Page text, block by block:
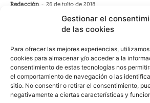
Gestionar el
de las cookies
Para ofrecer las mejores experiencias,
cookies para almacenar y/o acceder a la
consentimiento de estas tecnologías nos
el comportamiento de navegación o las
sitio. No consentir o retirar el consentimiento,
negativamente a ciertas características y
Redacción - 26 de julio de 2018
En los seis primeros meses del año,
matriculaciones mundiales de
Lada, Jinbei y Huasong) han crecido
Renault Alpine 110
Édition, un deportivo